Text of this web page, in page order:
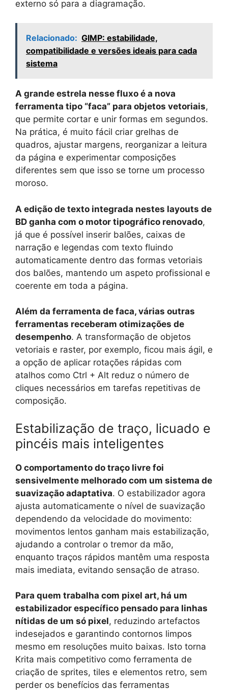
externo só para a diagramação.
Relacionado: GIMP: estabilidade,
compatibilidade e versões ideais para cada
sistema
A grande estrela nesse fluxo é a nova
ferramenta tipo “faca” para objetos vetoriais,
que permite cortar e unir formas em segundos.
Na prática, é muito fácil criar grelhas de
quadros, ajustar margens, reorganizar a leitura
da página e experimentar composições
diferentes sem que isso se torne um processo
moroso.
A edição de texto integrada nestes layouts de
BD ganha com o motor tipográfico renovado,
já que é possível inserir balões, caixas de
narração e legendas com texto fluindo
automaticamente dentro das formas vetoriais
dos balões, mantendo um aspeto profissional e
coerente em toda a página.
Além da ferramenta de faca, várias outras
ferramentas receberam otimizações de
desempenho. A transformação de objetos
vetoriais e raster, por exemplo, ficou mais ágil, e
a opção de aplicar rotações rápidas com
atalhos como Ctrl + Alt reduz o número de
cliques necessários em tarefas repetitivas de
composição.
Estabilização de traço, licuado e
pincéis mais inteligentes
O comportamento do traço livre foi
sensivelmente melhorado com um sistema de
suavização adaptativa. O estabilizador agora
ajusta automaticamente o nível de suavização
dependendo da velocidade do movimento:
movimentos lentos ganham mais estabilização,
ajudando a controlar o tremor da mão,
enquanto traços rápidos mantêm uma resposta
mais imediata, evitando sensação de atraso.
Para quem trabalha com pixel art, há um
estabilizador específico pensado para linhas
nítidas de um só pixel, reduzindo artefactos
indesejados e garantindo contornos limpos
mesmo em resoluções muito baixas. Isto torna
Krita mais competitivo como ferramenta de
criação de sprites, tiles e elementos retro, sem
perder os benefícios das ferramentas